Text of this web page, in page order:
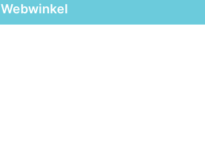
Webwinkel